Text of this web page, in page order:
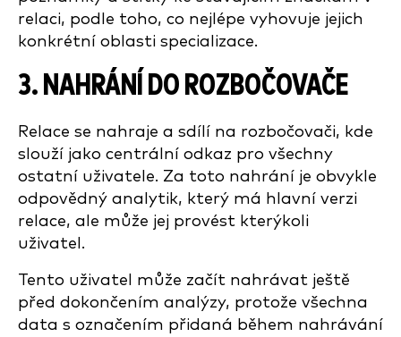
relaci, podle toho, co nejlépe vyhovuje jejich
konkrétní oblasti specializace.
3. NAHRÁNÍ DO ROZBOČOVAČE
Relace se nahraje a sdílí na rozbočovači, kde
slouží jako centrální odkaz pro všechny
ostatní uživatele. Za toto nahrání je obvykle
odpovědný analytik, který má hlavní verzi
relace, ale může jej provést kterýkoli
uživatel.
Tento uživatel může začít nahrávat ještě
před dokončením analýzy, protože všechna
data s označením přidaná během nahrávání